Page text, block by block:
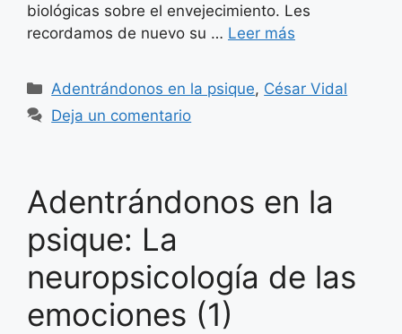
biológicas sobre el envejecimiento. Les
recordamos de nuevo su … Leer más
Categorías
Adentrándonos en la psique, César Vidal
Deja un comentario
Adentrándonos en la
psique: La
neuropsicología de las
emociones (1)